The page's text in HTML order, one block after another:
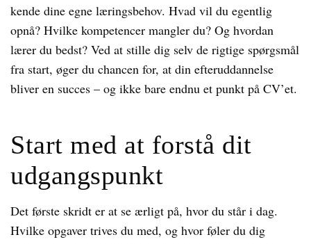
kende dine egne læringsbehov. Hvad vil du egentlig
opnå? Hvilke kompetencer mangler du? Og hvordan
lærer du bedst? Ved at stille dig selv de rigtige spørgsmål
fra start, øger du chancen for, at din efteruddannelse
bliver en succes – og ikke bare endnu et punkt på CV’et.
Start med at forstå dit
udgangspunkt
Det første skridt er at se ærligt på, hvor du står i dag.
Hvilke opgaver trives du med, og hvor føler du dig